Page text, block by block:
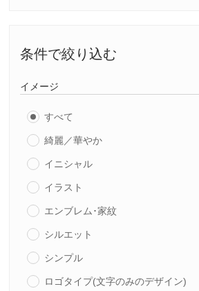
条件で絞り込む
イメージ
すべて
綺麗／華やか
イニシャル
イラスト
エンブレム･家紋
シルエット
シンプル
ロゴタイプ(文字のみのデザイン)